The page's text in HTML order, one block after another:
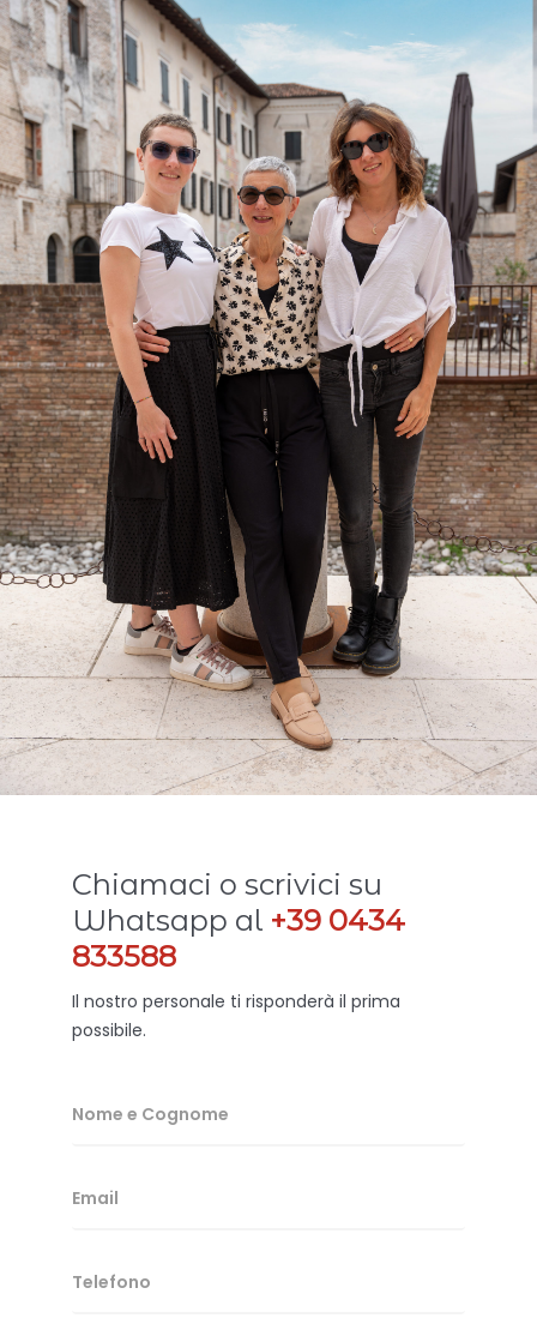
Chiamaci o scrivici su
Whatsapp al +39 0434
833588
Il nostro personale ti risponderà il prima
possibile.